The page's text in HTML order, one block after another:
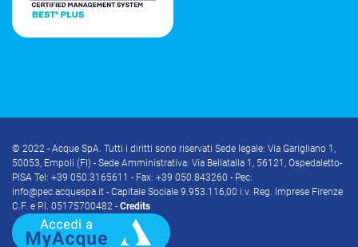
© 2022 - Acque SpA. Tutti i diritti sono riservati Sede legale: Via Garigliano 1,
50053, Empoli (FI) - Sede Amministrativa: Via Bellatalla 1, 56121, Ospedaletto-
PISA Tel: +39 050.3165611 - Fax: +39 050.843260 - Pec:
info@pec.acquespa.it - Capitale Sociale 9.953.116,00 i.v. Reg. Imprese Firenze
C.F. e P.I. 05175700482 - Credits